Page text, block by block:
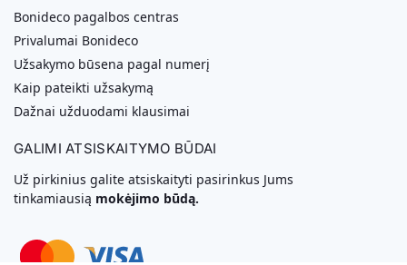
Bonideco pagalbos centras
Privalumai Bonideco
Užsakymo būsena pagal numerį
Kaip pateikti užsakymą
Dažnai užduodami klausimai
GALIMI ATSISKAITYMO BŪDAI
Už pirkinius galite atsiskaityti pasirinkus Jums
tinkamiausią mokėjimo būdą.